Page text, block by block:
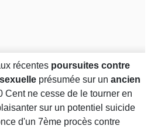
récentes poursuites contre
présumée sur un ancien
Cent ne cesse de le tourner en
sur un potentiel suicide
d'un 7ème procès contre